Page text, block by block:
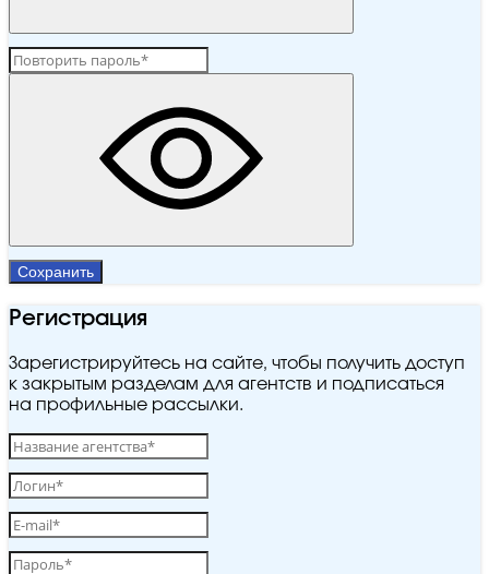
Сохранить
Регистрация
Зарегистрируйтесь на сайте, чтобы получить доступ
к закрытым разделам для агентств и подписаться
на профильные рассылки.